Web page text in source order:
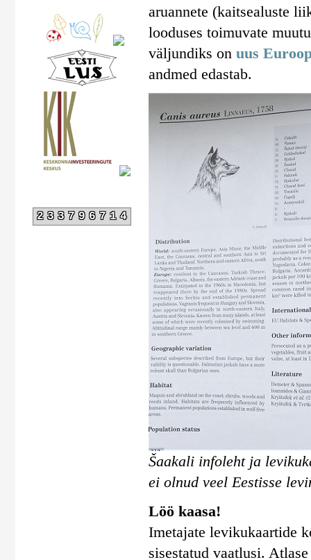
233796714
aruannete (kaitsealuste
looduses toimuvate
väljundiks on uus
andmed edastab.
Šaakali infoleht ja
ei olnud veel Eestisse
Löö kaasa!
Imetajate levikukaartide
sisestatud vaatlusi.